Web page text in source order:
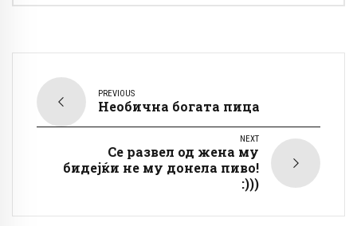
PREVIOUS
Необична богата пица
NEXT
Се развел од жена му
бидејќи не му донела пиво!
:)))